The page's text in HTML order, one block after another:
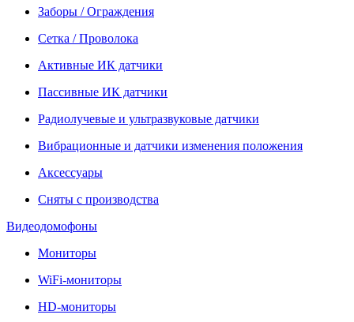
Заборы / Ограждения
Сетка / Проволока
Активные ИК датчики
Пассивные ИК датчики
Радиолучевые и ультразвуковые датчики
Вибрационные и датчики изменения положения
Аксессуары
Сняты с производства
Видеодомофоны
Мониторы
WiFi-мониторы
HD-мониторы